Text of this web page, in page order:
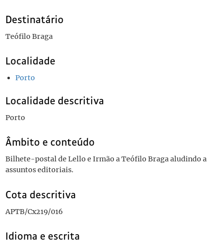
Destinatário
Teófilo Braga
Localidade
Porto
Localidade descritiva
Porto
Âmbito e conteúdo
Bilhete-postal de Lello e Irmão a Teófilo Braga aludindo a
assuntos editoriais.
Cota descritiva
APTB/Cx219/016
Idioma e escrita